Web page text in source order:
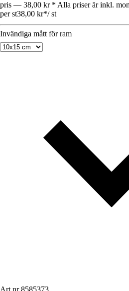
pris — 38,00 kr * Alla priser är inkl.
per st38,00 kr*/ st
Invändiga mått för ram
Art.nr 8585373